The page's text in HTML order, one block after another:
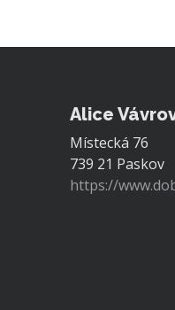
Alice
Místecká 76
739 21 Paskov
https://